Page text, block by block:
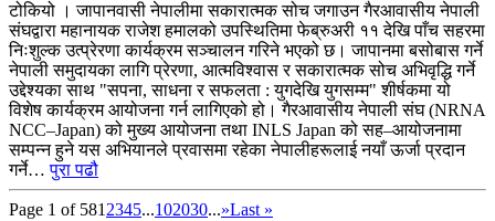
टोकियो । जापानवासी नेपालीमा सकारात्मक सोच जगाउन गैरआवासीय नेपाली
संघद्वारा महानायक राजेश हमालको उपस्थितिमा फेब्रुअरी ११ देखि पाँच सहरमा
निःशुल्क उत्प्रेरणा कार्यक्रम सञ्चालन गरिने भएको छ। जापानमा बसोबास गर्ने
नेपाली समुदायका लागि प्रेरणा, आत्मविश्वास र सकारात्मक सोच अभिवृद्धि गर्ने
उद्देश्यका साथ "सपना, साधना र सफलता : युगदेखि युगसम्म" शीर्षकमा यो
विशेष कार्यक्रम आयोजना गर्न लागिएको हो। गैरआवासीय नेपाली संघ (NRNA
NCC–Japan) को मुख्य आयोजना तथा INLS Japan को सह–आयोजनामा
सम्पन्न हुने यस अभियानले प्रवासमा रहेका नेपालीहरूलाई नयाँ ऊर्जा प्रदान
गर्ने…पुरा पढौ
Page 1 of 5812345...102030...»Last »